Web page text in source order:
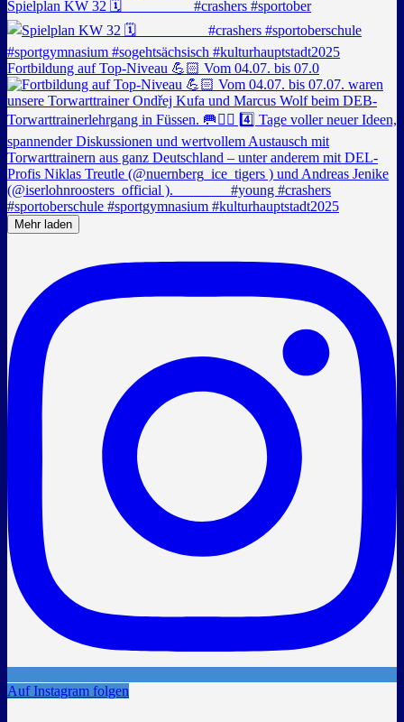
Spielplan KW 32 🗓️ _________ #crashers #sportober
Fortbildung auf Top-Niveau 💪🏻 Vom 04.07. bis 07.0
Mehr laden
Auf Instagram folgen